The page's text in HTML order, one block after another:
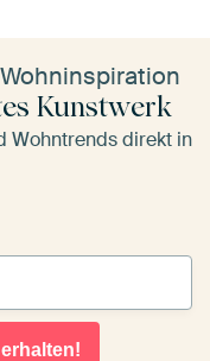
Kunstwerk
Wohntrends direkt in